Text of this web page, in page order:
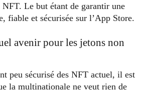
NFT. Le but étant de garantir une
fiable et sécurisée sur l’App Store.
avenir pour les jetons non
peu sécurisé des NFT actuel, il est
la multinationale ne veut rien de